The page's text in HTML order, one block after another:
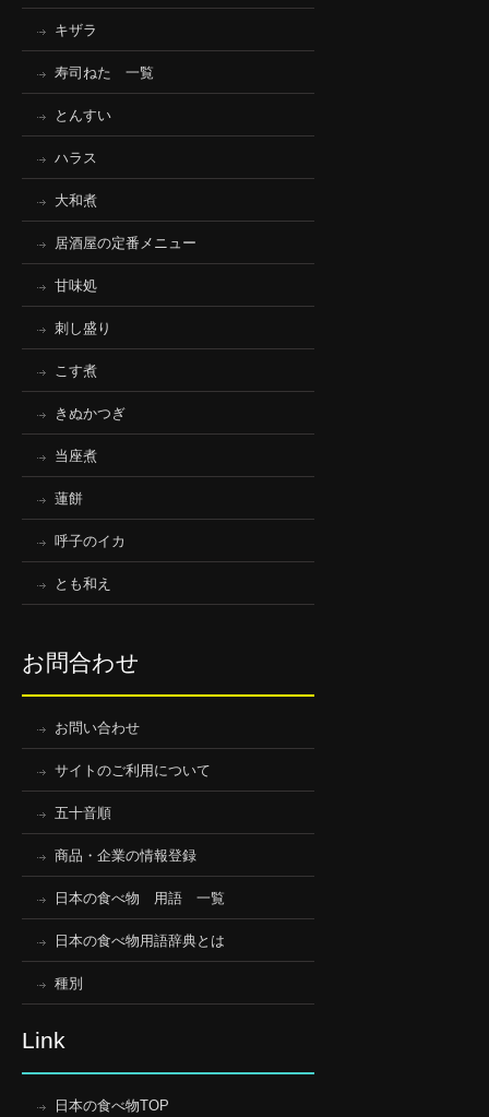
キザラ
寿司ねた 一覧
とんすい
ハラス
大和煮
居酒屋の定番メニュー
甘味処
刺し盛り
こす煮
きぬかつぎ
当座煮
蓮餅
呼子のイカ
とも和え
お問合わせ
お問い合わせ
サイトのご利用について
五十音順
商品・企業の情報登録
日本の食べ物 用語 一覧
日本の食べ物用語辞典とは
種別
Link
日本の食べ物TOP